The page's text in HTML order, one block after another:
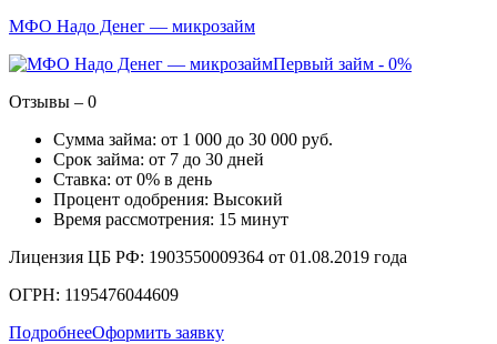
МФО Надо Денег — микрозайм
Первый займ - 0%
Отзывы – 0
Сумма займа: от 1 000 до 30 000 руб.
Срок займа: от 7 до 30 дней
Ставка: от 0% в день
Процент одобрения: Высокий
Время рассмотрения: 15 минут
Лицензия ЦБ РФ: 1903550009364 от 01.08.2019 года
ОГРН: 1195476044609
ПодробнееОформить заявку